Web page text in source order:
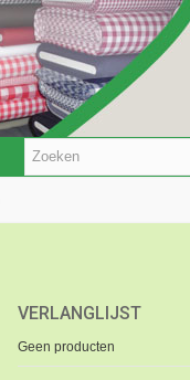
VERLANGLIJST
Geen producten